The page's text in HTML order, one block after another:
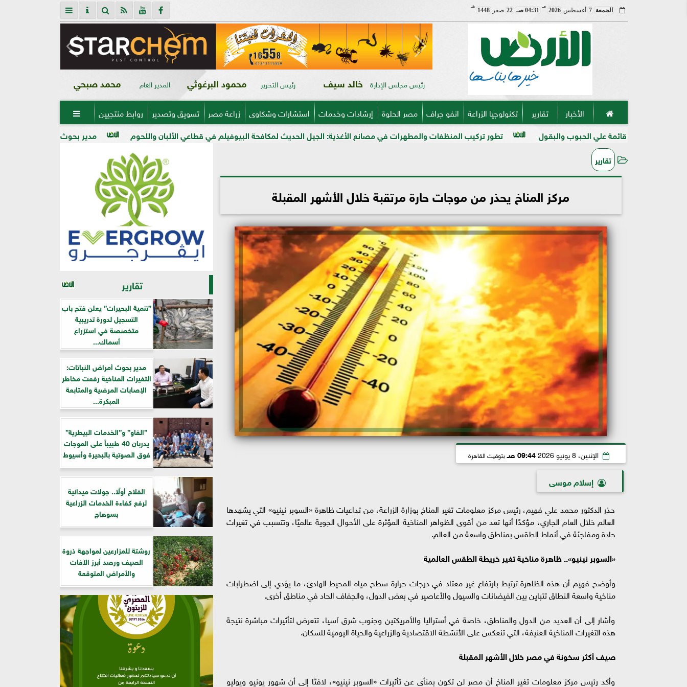
الجمعة 7 أغسطس2026
مـ
04:31 صـ 22 صفر1448
هـ
رئيس مجلس الإدارة خالد سيف رئيس التحرير محمود البرغوثي المدير العام محمد صبحي
الأخبار تقارير تكنولوجيا الزراعة انفو جراف مصر الحلوة إرشادات وخدمات استشارات وشكاوى زراعة مصر تسويق وتصدير روابط منتجيين 
مدير بحوث أمراض النباتات: التغيرات المناخية تطور تركيب المنظفات والمطهرات في مصانع الأغذية: الجيل الحديث لمكافحة البيوفيلم في قطاعي الألبان واللحوم علي الحبوب والبقول
تقارير
مركز المناخ يحذر من موجات حارة مرتقبة خلال الأشهر المقبلة
الإثنين، 8 يونيو 2026 09:44 صـ بتوقيت القاهرة
إسلام موسى
حذر الدكتور محمد علي فهيم، رئيس مركز معلومات تغير المناخ بوزارة الزراعة، من تداعيات ظاهرة «السوبر نينيو» التي يشهدها
العالم خلال العام الجاري، مؤكدًا أنها تعد من أقوى الظواهر المناخية المؤثرة على الأحوال الجوية عالميًا، وتتسبب في تغيرات
حادة ومفاجئة في أنماط الطقس بمناطق واسعة من العالم.
«السوبر نينيو».. ظاهرة مناخية تغير خريطة الطقس العالمية
وأوضح فهيم أن هذه الظاهرة ترتبط بارتفاع غير معتاد في درجات حرارة سطح مياه المحيط الهادئ، ما يؤدي إلى اضطرابات
مناخية واسعة النطاق تتباين بين الفيضانات والسيول والأعاصير في بعض الدول، والجفاف الحاد في مناطق أخرى.
وأشار إلى أن العديد من الدول والمناطق، خاصة في أستراليا والأمريكتين وجنوب شرق آسيا، تتعرض لتأثيرات مباشرة نتيجة
هذه التغيرات المناخية العنيفة، التي تنعكس على الأنشطة الاقتصادية والزراعية والحياة اليومية للسكان.
صيف أكثر سخونة في مصر خلال الأشهر المقبلة
وأكد رئيس مركز معلومات تغير المناخ أن مصر لن تكون بمنأى عن تأثيرات «السوبر نينيو»، لافتًا إلى أن شهور يونيو ويوليو
تقارير
”تنمية البحيرات” يعلن فتح باب
التسجيل لدورة تدريبية
متخصصة في استزراع
أسماك...
مدير بحوث أمراض النباتات:
التغيرات المناخية رفعت مخاطر
الإصابات المرضية والمتابعة
المبكرة...
”الفاو” و”الخدمات البيطرية”
يدربان 40 طبيباً على الموجات
فوق الصوتية بالبحيرة وأسيوط
الفلاح أولًا.. جولات ميدانية
لرفع كفاءة الخدمات الزراعية
بسوهاج
روشتة للمزارعين لمواجهة ذروة
الصيف ورصد أبرز الآفات
والأمراض المتوقعة